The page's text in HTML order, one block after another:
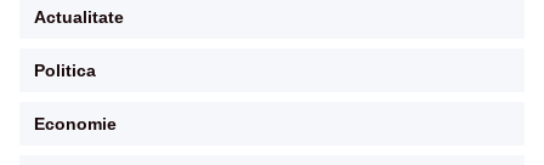
Actualitate
Politica
Economie